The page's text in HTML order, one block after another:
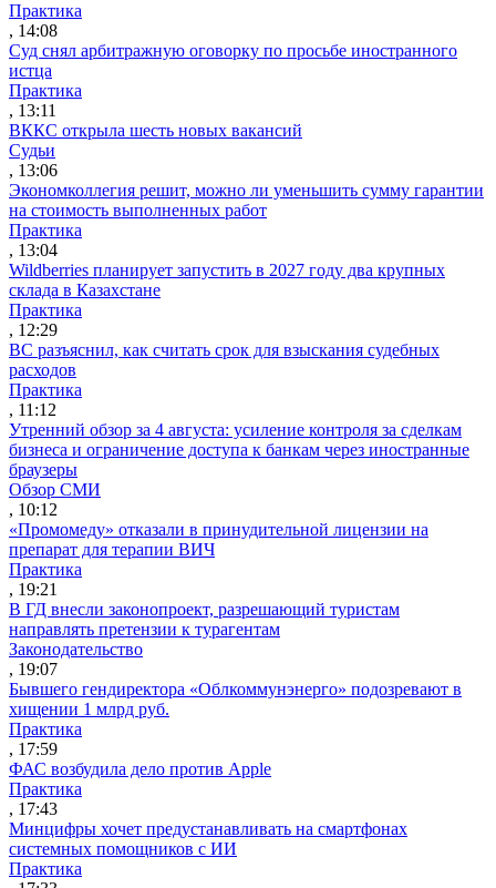
Практика
, 14:08
Суд снял арбитражную оговорку по просьбе иностранного
истца
Практика
, 13:11
ВККС открыла шесть новых вакансий
Судьи
, 13:06
Экономколлегия решит, можно ли уменьшить сумму гарантии
на стоимость выполненных работ
Практика
, 13:04
Wildberries планирует запустить в 2027 году два крупных
склада в Казахстане
Практика
, 12:29
ВС разъяснил, как считать срок для взыскания судебных
расходов
Практика
, 11:12
Утренний обзор за 4 августа: усиление контроля за сделкам
бизнеса и ограничение доступа к банкам через иностранные
браузеры
Обзор СМИ
, 10:12
«Промомеду» отказали в принудительной лицензии на
препарат для терапии ВИЧ
Практика
, 19:21
В ГД внесли законопроект, разрешающий туристам
направлять претензии к турагентам
Законодательство
, 19:07
Бывшего гендиректора «Облкоммунэнерго» подозревают в
хищении 1 млрд руб.
Практика
, 17:59
ФАС возбудила дело против Apple
Практика
, 17:43
Минцифры хочет предустанавливать на смартфонах
системных помощников с ИИ
Практика